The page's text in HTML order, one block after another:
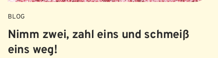
BLOG
Nimm zwei, zahl eins und schmeiß
eins weg!